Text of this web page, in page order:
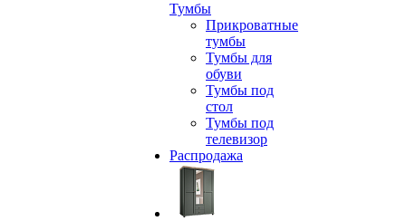
Тумбы
Прикроватные
тумбы
Тумбы для
обуви
Тумбы под
стол
Тумбы под
телевизор
Распродажа